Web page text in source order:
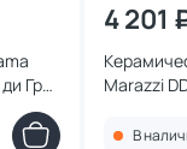
Гре
4 201
Marazzi
серый
В